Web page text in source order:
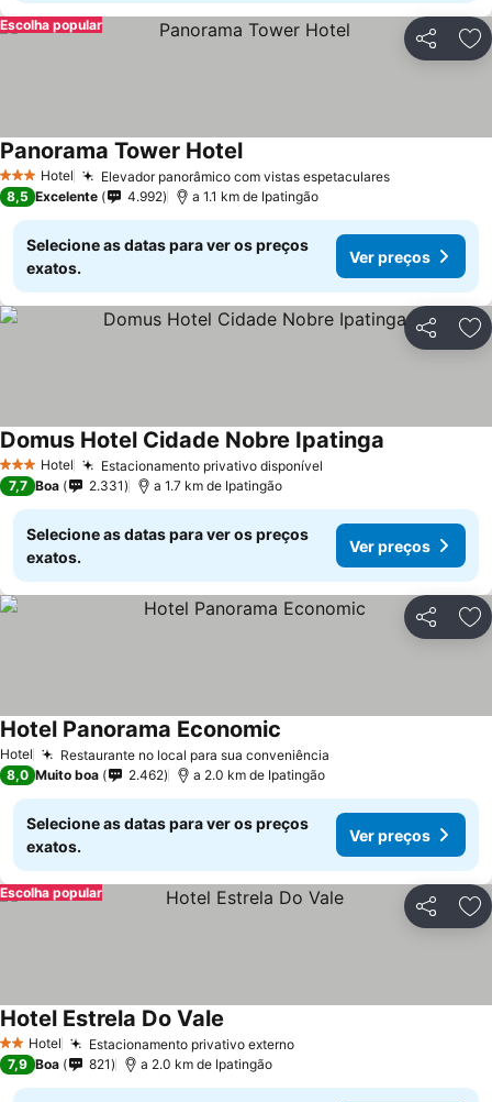
Partilhar
Escolha popular
3 EstrelasHotel Elevador panorâmico com vistas espetacularesVer preços
Panorama Tower HotelVer preços
8,5 Excelente 4.992 a 1.1 km de Ipatingão
Selecione as datas para ver os preços
exatos.
Ver preços
Partilhar
3 EstrelasHotel Estacionamento privativo disponível
Domus Hotel Cidade Nobre Ipatinga
7,7 Boa 2.331 a 1.7 km de Ipatingão
Selecione as datas para ver os preços
exatos.
Ver preços
Partilhar
Hotel Restaurante no local para sua conveniência
Hotel Panorama Economic
8,0 Muito boa 2.462 a 2.0 km de Ipatingão
Selecione as datas para ver os preços
exatos.
Ver preços
Partilhar
Escolha popular
2 Estrelas
Hotel Estacionamento privativo externoVer preços
Hotel Estrela Do Vale
7,9 Boa 821 a 2.0 km de Ipatingão